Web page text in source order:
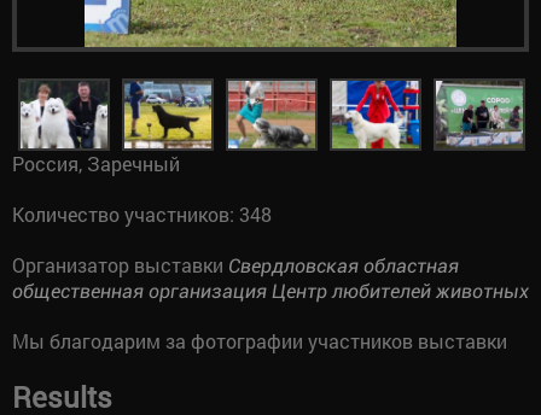
Россия, Заречный
Количество участников: 348
Организатор выставки Свердловская областная
общественная организация Центр любителей животных
Мы благодарим за фотографии участников выставки
Results